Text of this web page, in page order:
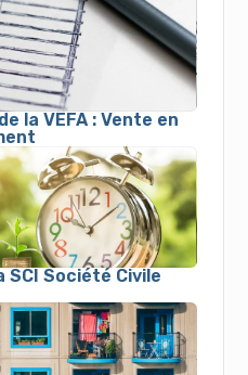
la VEFA : Vente en
Société Civile